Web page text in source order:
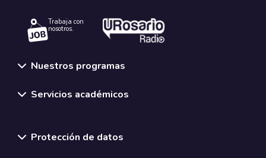
Trabaja con
nosotros.
Nuestros programas
Servicios académicos
Protección de datos